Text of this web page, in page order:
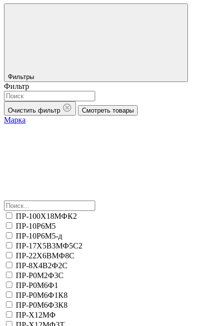
Фильтры
Фильтр
Очистить фильтр Смотреть товары
Марка
ПР-100Х18МФК2
ПР-10Р6М5
ПР-10Р6М5-д
ПР-17Х5В3МФ5С2
ПР-22Х6ВМФ8С
ПР-8Х4В2Ф2С
ПР-Р0М2Ф3С
ПР-Р0М6Ф1
ПР-Р0М6Ф1К8
ПР-Р0М6Ф3К8
ПР-Х12МФ